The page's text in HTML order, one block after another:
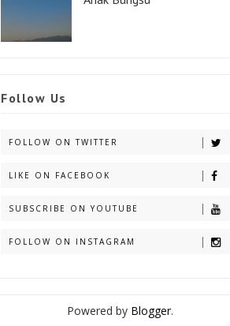
Follow Us
FOLLOW ON TWITTER
LIKE ON FACEBOOK
SUBSCRIBE ON YOUTUBE
FOLLOW ON INSTAGRAM
Powered by Blogger.